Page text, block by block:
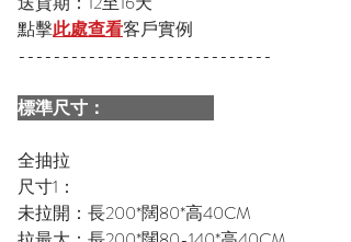
點擊此處查看客戶實例
-----------------------------
標準尺寸：
全抽拉
尺寸1：
未拉開：長200*闊80*高40CM